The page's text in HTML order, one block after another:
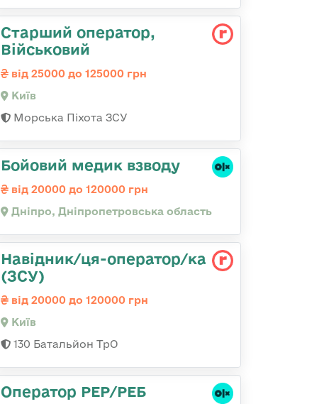
Старший оператор,
Військовий
від 25000 до 125000 грн
Київ
Морська Піхота ЗСУ
Бойовий медик взводу
від 20000 до 120000 грн
Дніпро, Дніпропетровська область
Навідник/ця-оператор/ка
(ЗСУ)
від 20000 до 120000 грн
Київ
130 Батальйон ТрО
Оператор РЕР/РЕБ